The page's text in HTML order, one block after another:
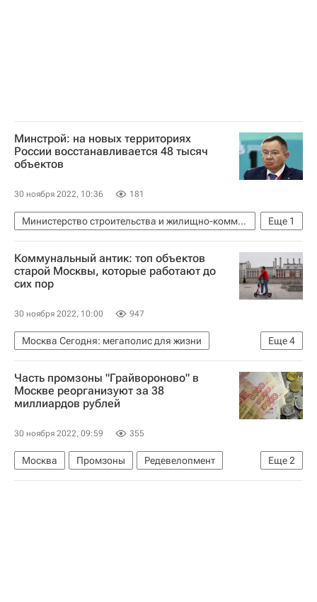
Минстрой: на новых территориях
России восстанавливается 48 тысяч
объектов
30 ноября 2022, 10:36 181
Еще 1
Министерство строительства и жилищно-коммунального хозяйства РФ (Минстрой России)
Ирек Файзуллин
Коммунальный антик: топ объектов
старой Москвы, которые работают до
сих пор
30 ноября 2022, 10:00 947
Еще4
Москва Сегодня: мегаполис для жизни
Москва
Городское хозяйство Москвы
Комплекс городского хозяйства Москвы
Аналитика – РИА Недвижимость
Часть промзоны "Грайвороново" в
Москве реорганизуют за 38
миллиардов рублей
30 ноября 2022, 09:59 355
Еще2
Москва Промзоны
Редевелопмент
Жилье
Коммерческая недвижимость